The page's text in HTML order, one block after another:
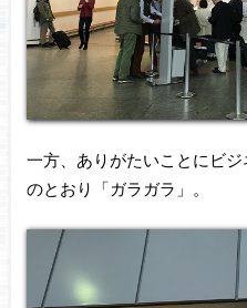
一方、ありがたいことにビ
のとおり「ガラガラ」。